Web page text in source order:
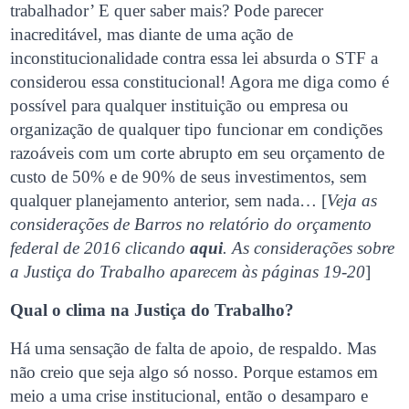
trabalhador’ E quer saber mais? Pode parecer
inacreditável, mas diante de uma ação de
inconstitucionalidade contra essa lei absurda o STF a
considerou essa constitucional! Agora me diga como é
possível para qualquer instituição ou empresa ou
organização de qualquer tipo funcionar em condições
razoáveis com um corte abrupto em seu orçamento de
custo de 50% e de 90% de seus investimentos, sem
qualquer planejamento anterior, sem nada… [Veja as
considerações de Barros no relatório do orçamento
federal de 2016 clicandoaqui. As considerações sobre
a Justiça do Trabalho aparecem às páginas 19-20]
Qual o clima na Justiça do Trabalho?
Há uma sensação de falta de apoio, de respaldo. Mas
não creio que seja algo só nosso. Porque estamos em
meio a uma crise institucional, então o desamparo e